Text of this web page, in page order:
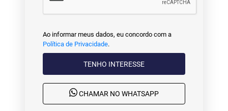
Ao informar meus dados, eu concordo com a
Política de Privacidade.
TENHO INTERESSE
CHAMAR NO WHATSAPP